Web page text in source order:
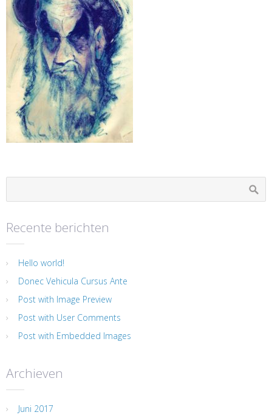
Recente berichten
Hello world!
Donec Vehicula Cursus Ante
Post with Image Preview
Post with User Comments
Post with Embedded Images
Archieven
Juni 2017